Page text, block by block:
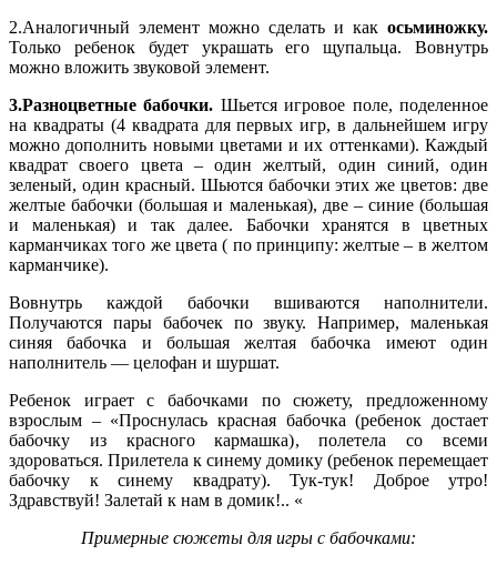
2.Аналогичный элемент можно сделать и как осьминожку.
Только ребенок будет украшать его щупальца. Вовнутрь
можно вложить звуковой элемент.
3.Разноцветные бабочки. Шьется игровое поле, поделенное
на квадраты (4 квадрата для первых игр, в дальнейшем игру
можно дополнить новыми цветами и их оттенками). Каждый
квадрат своего цвета – один желтый, один синий, один
зеленый, один красный. Шьются бабочки этих же цветов: две
желтые бабочки (большая и маленькая), две – синие (большая
и маленькая) и так далее. Бабочки хранятся в цветных
карманчиках того же цвета ( по принципу: желтые – в желтом
карманчике).
Вовнутрь каждой бабочки вшиваются наполнители.
Получаются пары бабочек по звуку. Например, маленькая
синяя бабочка и большая желтая бабочка имеют один
наполнитель — целофан и шуршат.
Ребенок играет с бабочками по сюжету, предложенному
взрослым – «Проснулась красная бабочка (ребенок достает
бабочку из красного кармашка), полетела со всеми
здороваться. Прилетела к синему домику (ребенок перемещает
бабочку к синему квадрату). Тук-тук! Доброе утро!
Здравствуй! Залетай к нам в домик!.. «
Примерные сюжеты для игры с бабочками: